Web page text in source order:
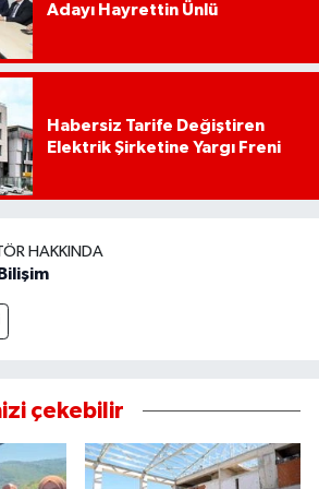
Adayı Hayrettin Ünlü
Habersiz Tarife Değiştiren
Elektrik Şirketine Yargı Freni
HAKKINDA
çekebilir